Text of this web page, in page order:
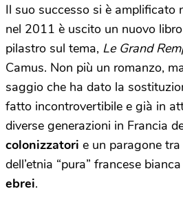
Il suo successo si è amplificato
nel 2011 è uscito un nuovo
pilastro sul tema, Le Grand
Camus. Non più un romanzo,
saggio che ha dato la
fatto incontrovertibile e già in
diverse generazioni in Francia
colonizzatori e un paragone
dell’etnia “pura” francese
ebrei.